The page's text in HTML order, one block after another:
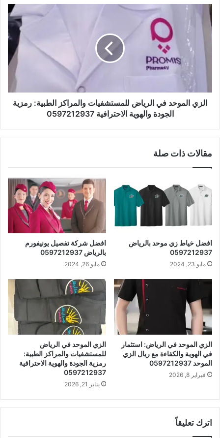
الزي الموحد في الرياض للمستشفيات والمراكز الطبية: رمزية
الجودة والهوية الاحترافية 0597212937
مقالات ذات صلة
افضل خياط زي موحد بالرياض
0597212937
مايو 23, 2024
افضل شركة تفصيل يونيفورم
بالرياض 0597212937
مايو 26, 2024
الزي الموحد في الرياض: استثمار
في الهوية والكفاءة مع ريال الزي
الموحد 0597212937
فبراير 8, 2026
الزي الموحد في الرياض
للمستشفيات والمراكز الطبية:
رمزية الجودة والهوية الاحترافية
0597212937
يناير 21, 2026
اترك تعليقاً